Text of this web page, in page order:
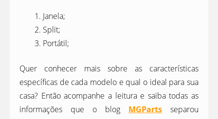
Janela;
Split;
Portátil;
Quer conhecer mais sobre as características
específicas de cada modelo e qual o ideal para sua
casa? Então acompanhe a leitura e saiba todas as
informações que o blog MGParts
separou